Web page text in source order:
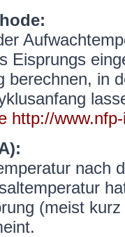
Eisprungs
berechnen, in
http://
nach
(meist